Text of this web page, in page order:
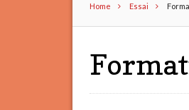
Home Essai